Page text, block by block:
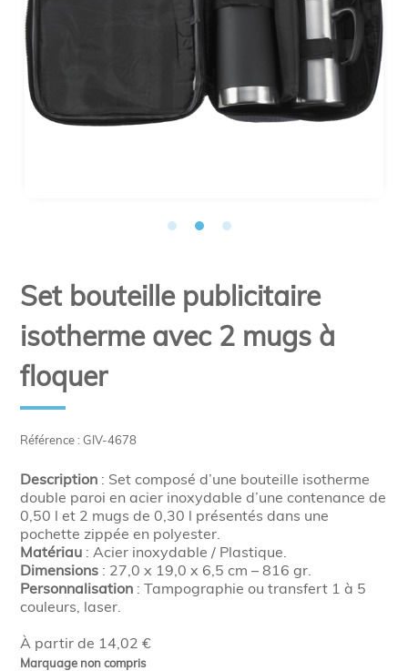
Référence : GIV-4678
À partir de 14,02 €
Marquage non compris
Set bouteille publicitaire
isotherme avec 2 mugs à
floquer
Description : Set composé d’une bouteille isotherme
double paroi en acier inoxydable d’une contenance de
0,50 l et 2 mugs de 0,30 l présentés dans une
pochette zippée en polyester.
Matériau : Acier inoxydable / Plastique.
Dimensions : 27,0 x 19,0 x 6,5 cm – 816 gr.
Personnalisation : Tampographie ou transfert 1 à 5
couleurs, laser.